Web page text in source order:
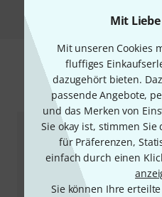
Mit
Mit unseren Cookies
fluffiges
dazugehört bieten.
passende Angebote,
und das Merken von
Sie okay ist, stimmen
für Präferenzen,
einfach durch einen
Sie können Ihre
Zubehör &